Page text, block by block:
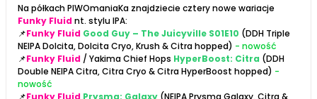
Na półkach PIWOmaniaKa znajdziecie cztery nowe wariacje
Funky Fluidnt. stylu IPA:
📌Funky Fluid Good Guy – The Juicyville S01E10 (DDH Triple
NEIPA Dolcita, Dolcita Cryo, Krush & Citra hopped) - nowość
📌Funky Fluid / Yakima Chief Hops HyperBoost: Citra (DDH
Double NEIPA Citra, Citra Cryo & Citra HyperBoost hopped) -
nowość